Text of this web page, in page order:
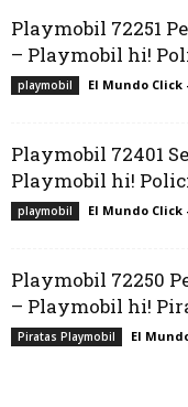
Playmobil 72251
– Playmobil hi!
playmobil El Mundo Click
Playmobil 72401
Playmobil hi!
playmobil El Mundo Click
Playmobil 72250
– Playmobil hi!
Piratas Playmobil El